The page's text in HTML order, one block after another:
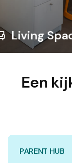
Living
Een
PARENT HUB